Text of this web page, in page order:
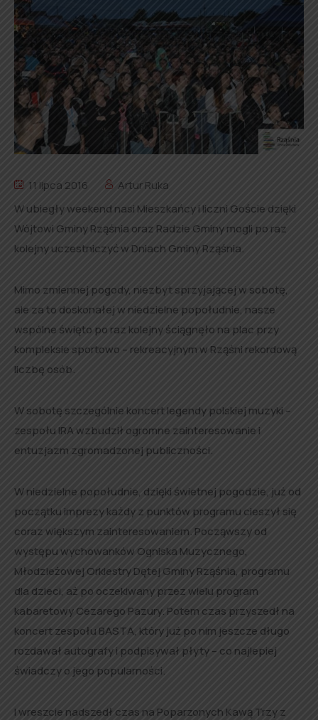
11 lipca 2016
Artur Ruka
W ubiegły weekend nasi Mieszkańcy i liczni Goście dzięki
Wójtowi Gminy Rząśnia oraz Radzie Gminy mogli po raz
kolejny uczestniczyć w Dniach Gminy Rząśnia.
Mimo zmiennej pogody, niezbyt sprzyjającej w sobotę,
ale za to doskonałej w niedzielne popołudnie, nasze
wspólne święto po raz kolejny ściągnęło na plac przy
kompleksie sportowo – rekreacyjnym w Rząśni rekordową
liczbę osób.
W sobotę szczególnie koncert legendy polskiej muzyki –
zespołu IRA wzbudził ogromne zainteresowanie i
entuzjazm zgromadzonej publiczności.
W niedzielne popołudnie, dzięki świetnej pogodzie, już od
początku imprezy każdy z punktów programu cieszył się
coraz większym zainteresowaniem. Począwszy od
występu wychowanków Ogniska Muzycznego,
Młodzieżowej Orkiestry Dętej Gminy Rząśnia, programu
dla dzieci, aż po oczekiwany przez wielu program
kabaretowy Cezarego Pazury. Potem czas przyszedł na
koncert zespołu BASTA, który już po nim jeszcze długo
rozdawał autografy i podpisywał płyty – co najlepiej
świadczy o jego popularności.
I wreszcie nadszedł czas na Poparzonych Kawą Trzy z